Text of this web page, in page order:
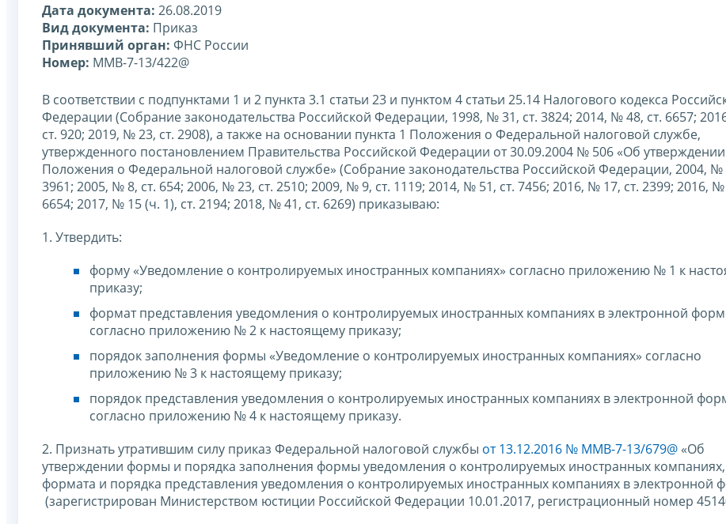
Дата документа: 26.08.2019
Вид документа: Приказ
Принявший орган: ФНС России
Номер: ММВ-7-13/422@
В соответствии с подпунктами 1 и 2 пункта 3.1 статьи 23 и пунктом 4 статьи 25.14 Налогового кодекса
Федерации (Собрание законодательства Российской Федерации, 1998, № 31, ст. 3824; 2014, № 48, ст. 6657;
ст. 920; 2019, № 23, ст. 2908), а также на основании пункта 1 Положения о Федеральной налоговой службе,
утвержденного постановлением Правительства Российской Федерации от 30.09.2004 № 506 «Об утверждении
Положения о Федеральной налоговой службе» (Собрание законодательства Российской Федерации, 2004, №
3961; 2005, № 8, ст. 654; 2006, № 23, ст. 2510; 2009, № 9, ст. 1119; 2014, № 51, ст. 7456; 2016, № 17, ст. 2399; 2016, №
6654; 2017, № 15 (ч. 1), ст. 2194; 2018, № 41, ст. 6269) приказываю:
1. Утвердить:
форму «Уведомление о контролируемых иностранных компаниях» согласно приложению № 1 к
приказу;
формат представления уведомления о контролируемых иностранных компаниях в электронной
согласно приложению № 2 к настоящему приказу;
порядок заполнения формы «Уведомление о контролируемых иностранных компаниях» согласно
приложению № 3 к настоящему приказу;
порядок представления уведомления о контролируемых иностранных компаниях в электронной
согласно приложению № 4 к настоящему приказу.
2. Признать утратившим силу приказ Федеральной налоговой службы от 13.12.2016 № ММВ-7-13/679@ «Об
утверждении формы и порядка заполнения формы уведомления о контролируемых иностранных компаниях,
формата и порядка представления уведомления о контролируемых иностранных компаниях в электронной
(зарегистрирован Министерством юстиции Российской Федерации 10.01.2017, регистрационный номер